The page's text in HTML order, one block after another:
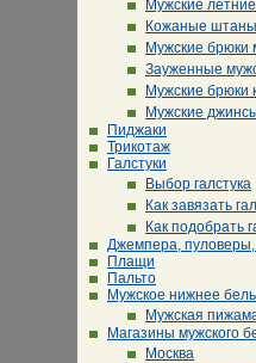
Мужские
Кожаные штаны
Мужские брюки
Зауженные
Мужские брюки
Мужские
Пиджаки
Трикотаж
Галстуки
Выбор галстука
Как завязать
Как подобрать
Джемпера, пуловеры,
Плащи
Пальто
Мужское нижнее
Мужская
Магазины мужского
Москва